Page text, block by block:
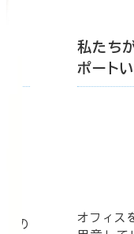
の
私たち
ポート
オフィス